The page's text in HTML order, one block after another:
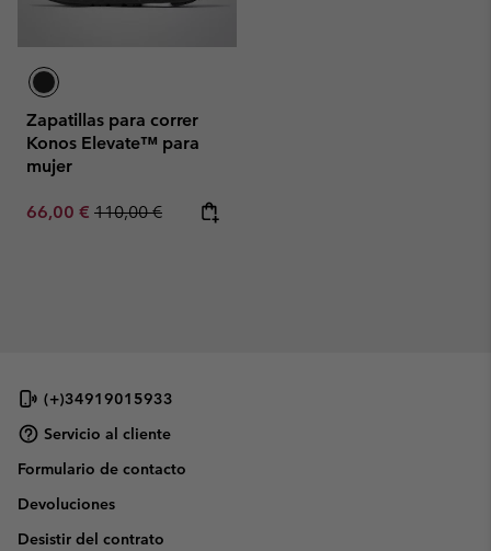
Zapatillas para correr
Konos Elevate™ para
mujer
Sale price:
66,00 € Regular price:
110,00 €
(+)34919015933
Servicio al cliente
Formulario de contacto
Devoluciones
Desistir del contrato